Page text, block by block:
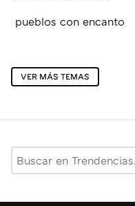
pueblos con encanto
VER MÁS TEMAS